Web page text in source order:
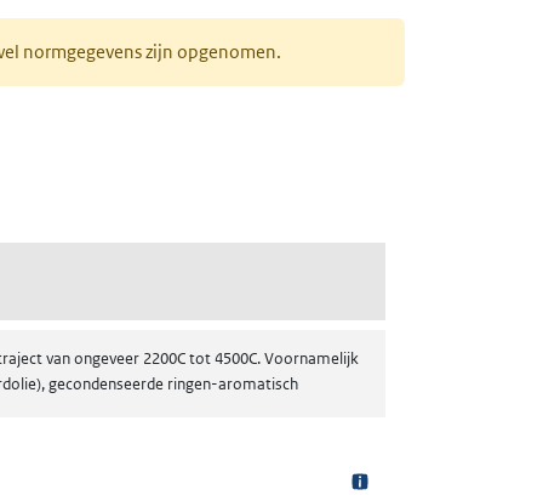
normgegevens zijn opgenomen.
van ongeveer 2200C tot 4500C. Voornamelijk
gecondenseerde ringen-aromatisch